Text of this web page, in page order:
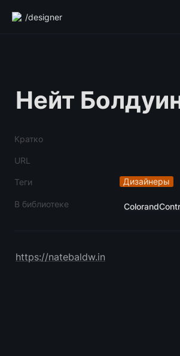
/designer
Нейт
Кратко
URL
Теги Дизайнеры
В библиотеке
https://natebaldw.in